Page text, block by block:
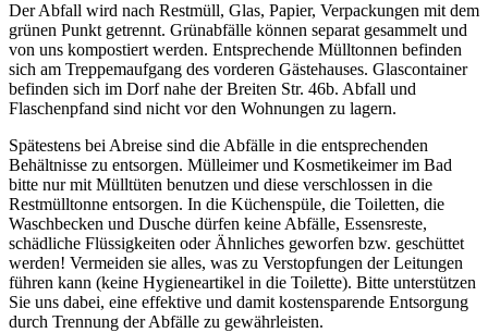
Der Abfall wird nach Restmüll, Glas, Papier, Verpackungen mit dem
grünen Punkt getrennt. Grünabfälle können separat gesammelt und
von uns kompostiert werden. Entsprechende Mülltonnen befinden
sich am Treppemaufgang des vorderen Gästehauses. Glascontainer
befinden sich im Dorf nahe der Breiten Str. 46b. Abfall und
Flaschenpfand sind nicht vor den Wohnungen zu lagern.
Spätestens bei Abreise sind die Abfälle in die entsprechenden
Behältnisse zu entsorgen. Mülleimer und Kosmetikeimer im Bad
bitte nur mit Mülltüten benutzen und diese verschlossen in die
Restmülltonne entsorgen. In die Küchenspüle, die Toiletten, die
Waschbecken und Dusche dürfen keine Abfälle, Essensreste,
schädliche Flüssigkeiten oder Ähnliches geworfen bzw. geschüttet
werden! Vermeiden sie alles, was zu Verstopfungen der Leitungen
führen kann (keine Hygieneartikel in die Toilette). Bitte unterstützen
Sie uns dabei, eine effektive und damit kostensparende Entsorgung
durch Trennung der Abfälle zu gewährleisten.